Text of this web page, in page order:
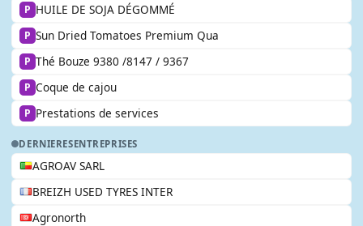
P HUILE DE SOJA DÉGOMMÉ
P Sun Dried Tomatoes Premium Qua
P Thé Bouze 9380 /8147 / 9367
P Coque de cajou
P Prestations de services
DERNIERESENTREPRISES
AGROAV SARL
BREIZH USED TYRES INTER
Agronorth